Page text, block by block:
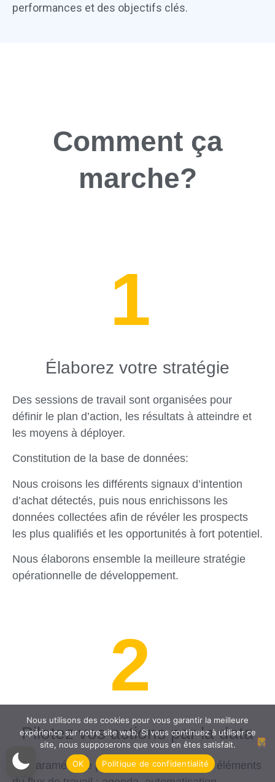
performances et des objectifs clés.
Comment ça
marche?
Élaborez votre stratégie
Des sessions de travail sont organisées pour
définir le plan d’action, les résultats à atteindre et
les moyens à déployer.
Constitution de la base de données:
Nous croisons les différents signaux d’intention
d’achat détectés, puis nous enrichissons les
données collectées afin de révéler les prospects
les plus qualifiés et les opportunités à fort potentiel.
Nous élaborons ensemble la meilleure stratégie
opérationnelle de développement.
Pilotez vos actions par la data
Un paramétrage permet de connecter les éléments
Nous utilisons des cookies pour vous garantir la meilleure
expérience sur notre site web. Si vous continuez à utiliser ce
site, nous supposerons que vous en êtes satisfait.
OK
Politique de confidentialité